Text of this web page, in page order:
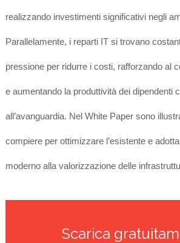
realizzando investimenti significativi negli
Parallelamente, i reparti IT si trovano
pressione per ridurre i costi, rafforzando al
e aumentando la produttività dei dipendenti
all’avanguardia. Nel White Paper sono
compiere per ottimizzare l’esistente e
moderno alla valorizzazione delle
Scarica